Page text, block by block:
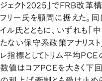
ジェクト2025」でFRB改革
フリー氏を顧問に据えた。同
イル氏とともに、いずれも
たない保守系政策アナリスト
レ指標としてトリム平均
数値はコアPCEを大きく下